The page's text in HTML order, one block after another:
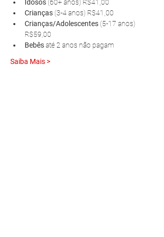
Idosos (60+ anos) R$41,00
Crianças (3-4 anos) R$41,00
Crianças/Adolescentes (5-17 anos)
R$59,00
Bebês até 2 anos não pagam
Saiba Mais >